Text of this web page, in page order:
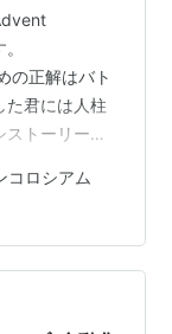
の正解はバト
た君には人柱
トーリー自
抜き自動化
で動
ったため、ま
たPokecon版
コロシアム